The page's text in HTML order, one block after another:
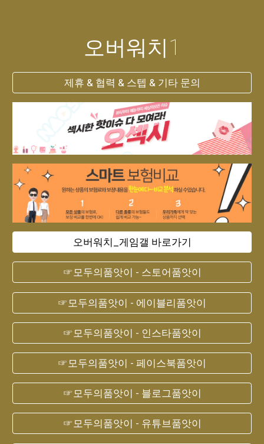
오버워치1
제휴 & 협력 & 스텝 & 기타 문의
오버워치_게임갤 바로가기
☞모두의품앗이 - 스토어품앗이
☞모두의품앗이 - 에이블리품앗이
☞모두의품앗이 - 인스타품앗이
☞모두의품앗이 - 페이스북품앗이
☞모두의품앗이 - 블로그품앗이
☞모두의품앗이 - 유튜브품앗이